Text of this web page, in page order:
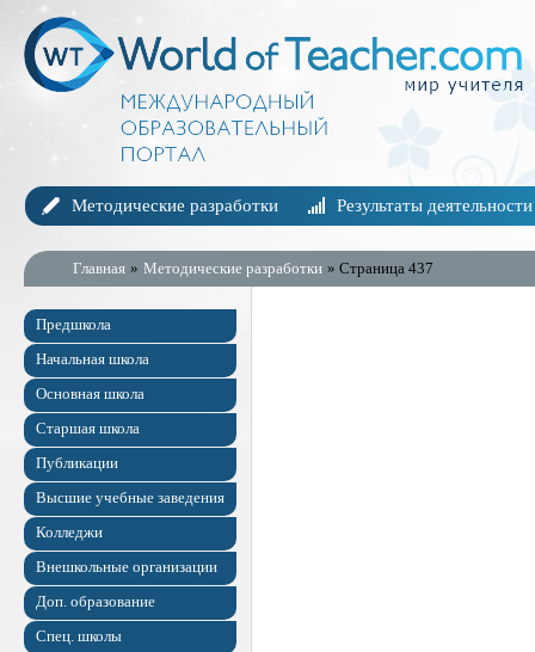
Методические разработки Результаты деятельности
Главная » Методические разработки » Страница 437
Предшкола
Начальная школа
Основная школа
Старшая школа
Публикации
Высшие учебные заведения
Колледжи
Внешкольные организации
Доп. образование
Спец. школы